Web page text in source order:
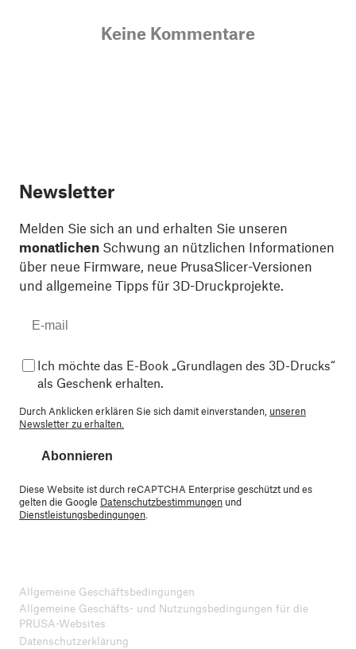
Keine Kommentare
Newsletter
Melden Sie sich an und erhalten Sie unseren
monatlichen Schwung an nützlichen Informationen
über neue Firmware, neue PrusaSlicer-Versionen
und allgemeine Tipps für 3D-Druckprojekte.
Ich möchte das E-Book „Grundlagen des 3D-Drucks“
als Geschenk erhalten.
Durch Anklicken erklären Sie sich damit einverstanden, unseren
Newsletter zu erhalten.
Abonnieren
Diese Website ist durch reCAPTCHA Enterprise geschützt und es
gelten die Google Datenschutzbestimmungen und
Dienstleistungsbedingungen
Allgemeine Geschäftsbedingungen
Allgemeine Geschäfts- und Nutzungsbedingungen für die
PRUSA-Websites
Datenschutzerklärung